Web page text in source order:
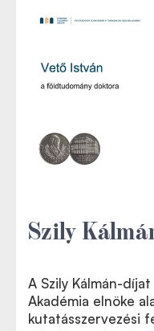
Szily
A Szily Kálmán-
Akadémia elnöke
kutatásszervezési